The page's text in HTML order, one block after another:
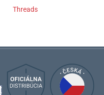
Threads